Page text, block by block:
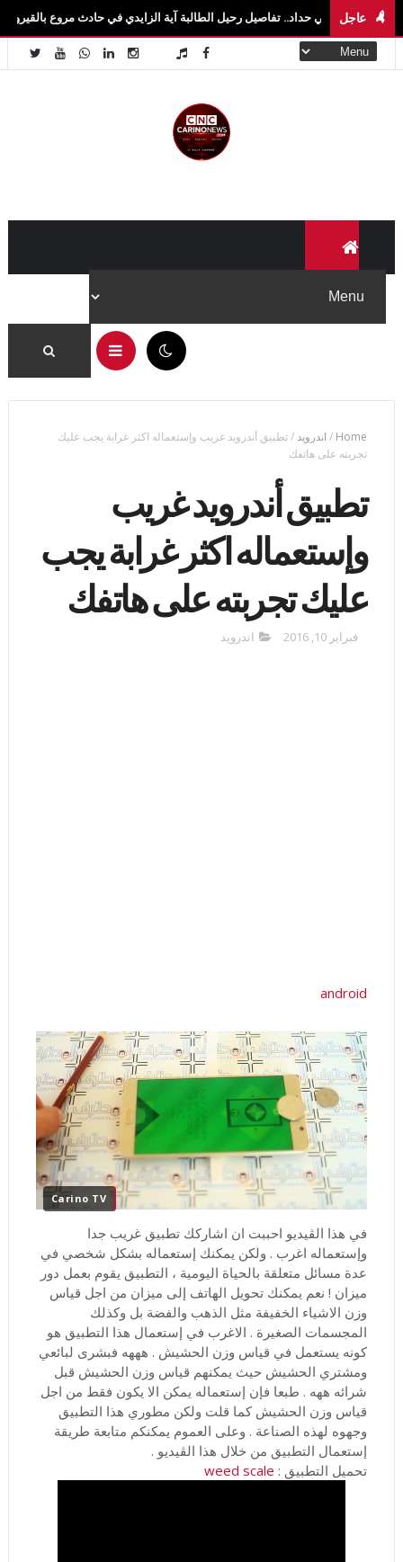
عاجل
حداد.. تفاصيل رحيل الطالبة آية الزايدي في حادث مروع بالقيروان فاجعة تهزّ سيدي
Home
/ اندرويد/تطبيق أندرويد غريب وإستعماله اكثر غرابة يجب عليك
تجربته على هاتفك
تطبيق أندرويد غريب
وإستعماله اكثر غرابة يجب
عليك تجربته على هاتفك
فبراير 10, 2016 اندرويد
android
Carino TV
في هذا الڤيديو احببت ان اشاركك تطبيق غريب جدا
وإستعماله اغرب . ولكن يمكنك إستعماله بشكل شخصي في
عدة مسائل متعلقة بالحياة اليومية ، التطبيق يقوم بعمل دور
ميزان ! نعم يمكنك تحويل الهاتف إلى ميزان من اجل قياس
وزن الاشياء الخفيفة مثل الذهب والفضة بل وكذلك
المجسمات الصغيرة . الاغرب في إستعمال هذا التطبيق هو
كونه يستعمل في قياس وزن الحشيش . هههه فبشرى لبائعي
ومشتري الحشيش حيث يمكنهم قياس وزن الحشيش قبل
شرائه ههه . طبعا فإن إستعماله يمكن الا يكون فقط من اجل
قياس وزن الحشيش كما قلت ولكن مطوري هذا التطبيق
وجهوه لهذه الصناعة . وعلى العموم يمكنكم متابعة طريقة
إستعمال التطبيق من خلال هذا الڤيديو .
تحميل التطبيق : weed scale